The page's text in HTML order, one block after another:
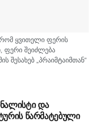
ყვითელი ფერის
ფერი შეიძლება
შესახებ „პრაიმტაიმთან“
ირაკლი არაბული
იყოს...
და
წარმატებული